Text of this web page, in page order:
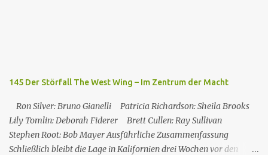
145 Der Störfall The West Wing – Im Zentrum der Macht
Ron Silver: Bruno Gianelli Patricia Richardson: Sheila Brooks
Lily Tomlin: Deborah Fiderer Brett Cullen: Ray Sullivan
Stephen Root: Bob Mayer Ausführliche Zusammenfassung
Schließlich bleibt die Lage in Kalifornien drei Wochen vor den